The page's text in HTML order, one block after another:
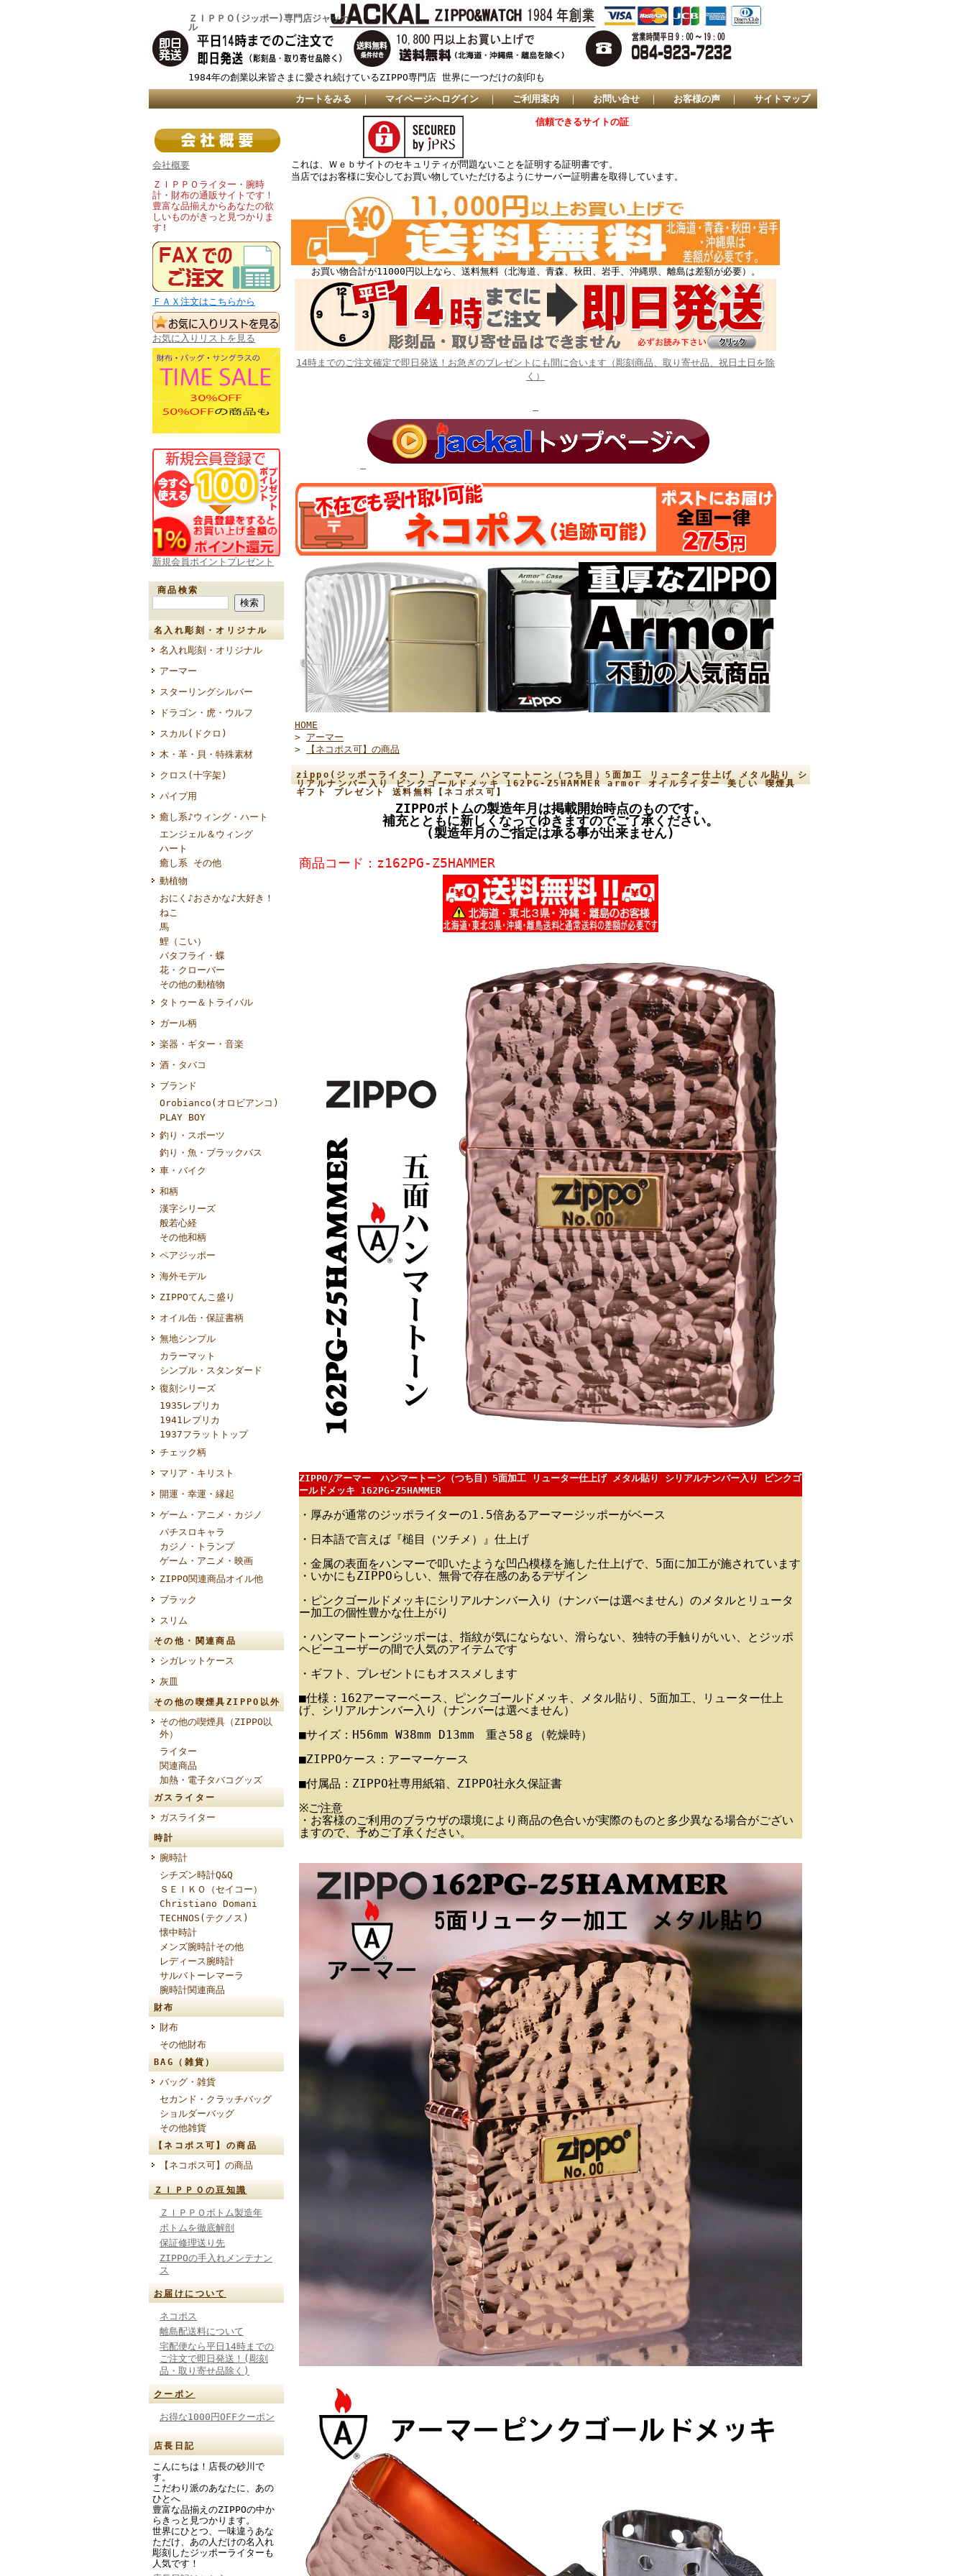
ＺＩＰＰＯ(ジッポー)専門店ジャッカ
ル
1984年の創業以来皆さまに愛され続けているZIPPO専門店 世界に一つだけの刻印も
カートをみる ｜ マイページへログイン ｜ ご利用案内 ｜ お問い合せ ｜ お客様の声 ｜ サイトマップ
会社概要
ＺＩＰＰＯライター・腕時
計・財布の通販サイトです！
豊富な品揃えからあなたの欲
しいものがきっと見つかりま
す!
ＦＡＸ注文はこちらから
お気に入りリストを見る
新規会員ポイントプレゼント
商品検索
名入れ彫刻・オリジナル
名入れ彫刻・オリジナル
アーマー
スターリングシルバー
ドラゴン・虎・ウルフ
スカル(ドクロ)
木・革・貝・特殊素材
クロス(十字架)
パイプ用
癒し系♪ウィング・ハート
エンジェル＆ウィング
ハート
癒し系 その他
動植物
おにく♪おさかな♪大好き！
ねこ
馬
鯉（こい）
バタフライ・蝶
花・クローバー
その他の動植物
タトゥー＆トライバル
ガール柄
楽器・ギター・音楽
酒・タバコ
ブランド
Orobianco(オロビアンコ)
PLAY BOY
釣り・スポーツ
釣り・魚・ブラックバス
車・バイク
和柄
漢字シリーズ
般若心経
その他和柄
ペアジッポー
海外モデル
ZIPPOてんこ盛り
オイル缶・保証書柄
無地シンプル
カラーマット
シンプル・スタンダード
復刻シリーズ
1935レプリカ
1941レプリカ
1937フラットトップ
チェック柄
マリア・キリスト
開運・幸運・縁起
ゲーム・アニメ・カジノ
パチスロキャラ
カジノ・トランプ
ゲーム・アニメ・映画
ZIPPO関連商品オイル他
ブラック
スリム
その他・関連商品
シガレットケース
灰皿
その他の喫煙具ZIPPO以外
その他の喫煙具（ZIPPO以
外）
ライター
関連商品
加熱・電子タバコグッズ
ガスライター
ガスライター
時計
腕時計
シチズン時計Q&Q
ＳＥＩＫＯ（セイコー）
Christiano Domani
TECHNOS(テクノス)
懐中時計
メンズ腕時計その他
レディース腕時計
サルバトーレマーラ
腕時計関連商品
財布
財布
その他財布
BAG（雑貨）
バッグ・雑貨
セカンド・クラッチバッグ
ショルダーバッグ
その他雑貨
【ネコポス可】の商品
【ネコポス可】の商品
ＺＩＰＰＯの豆知識
ＺＩＰＰＯボトム製造年
ボトムを徹底解剖
保証修理送り先
ZIPPOの手入れメンテナン
ス
お届けについて
ネコポス
離島配送料について
宅配便なら平日14時までの
ご注文で即日発送！(彫刻
品・取り寄せ品除く)
クーポン
お得な1000円OFFクーポン
店長日記
こんにちは！店長の砂川で
す。
こだわり派のあなたに、あの
ひとへ
豊富な品揃えのZIPPOの中か
らきっと見つかります。
世界にひとつ、一味違うあな
ただけ、あの人だけの名入れ
彫刻したジッポーライターも
人気です！
信頼できるサイトの証
これは、Ｗｅｂサイトのセキュリティが問題ないことを証明する証明書です。
当店ではお客様に安心してお買い物していただけるようにサーバー証明書を取得しています。
お買い物合計が11000円以上なら、送料無料（北海道、青森、秋田、岩手、沖縄県、離島は差額が必要）。
14時までのご注文確定で即日発送！お急ぎのプレゼントにも間に合います（彫刻商品、取り寄せ品、祝日土日を除
く）
HOME
> アーマー
>
【ネコポス可】の商品
zippo(ジッポーライター) アーマー ハンマートーン（つち目）5面加工 リューター仕上げ メタル貼り シ
リアルナンバー入り ピンクゴールドメッキ 162PG-Z5HAMMER armor オイルライター 美しい 喫煙具
ギフト プレゼント 送料無料【ネコポス可】
ZIPPOボトムの製造年月は掲載開始時点のものです。
補充とともに新しくなってゆきますのでご了承ください。
(製造年月のご指定は承る事が出来ません)
商品コード：z162PG-Z5HAMMER
ZIPPO/アーマー ハンマートーン（つち目）5面加工 リューター仕上げ メタル貼り シリアルナンバー入り ピンクゴ
ールドメッキ 162PG-Z5HAMMER
・厚みが通常のジッポライターの1.5倍あるアーマージッポーがベース
・日本語で言えば『槌目（ツチメ）』仕上げ
・金属の表面をハンマーで叩いたような凹凸模様を施した仕上げで、5面に加工が施されています
・いかにもZIPPOらしい、無骨で存在感のあるデザイン
・ピンクゴールドメッキにシリアルナンバー入り（ナンバーは選べません）のメタルとリュータ
ー加工の個性豊かな仕上がり
・ハンマートーンジッポーは、指紋が気にならない、滑らない、独特の手触りがいい、とジッポ
ヘビーユーザーの間で人気のアイテムです
・ギフト、プレゼントにもオススメします
■仕様：162アーマーベース、ピンクゴールドメッキ、メタル貼り、5面加工、リューター仕上
げ、シリアルナンバー入り（ナンバーは選べません）
■サイズ：H56mm W38mm D13mm 重さ58ｇ（乾燥時）
■ZIPPOケース：アーマーケース
■付属品：ZIPPO社専用紙箱、ZIPPO社永久保証書
※ご注意
・お客様のご利用のブラウザの環境により商品の色合いが実際のものと多少異なる場合がござい
ますので、予めご了承ください。